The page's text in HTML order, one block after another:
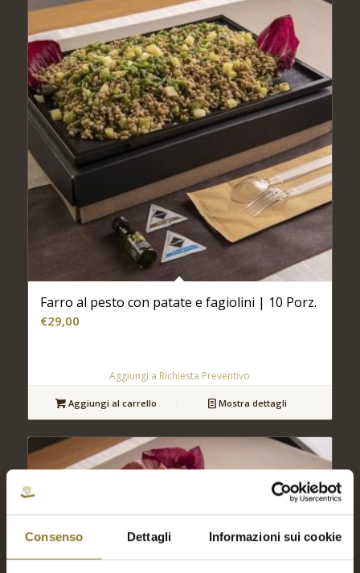
Consenso Dettagli Informazioni sui cookie
Farro al pesto con patate e fagiolini | 10 Porz.
€29,00
Aggiungi a Richiesta Preventivo
Aggiungi al carrello Mostra dettagli